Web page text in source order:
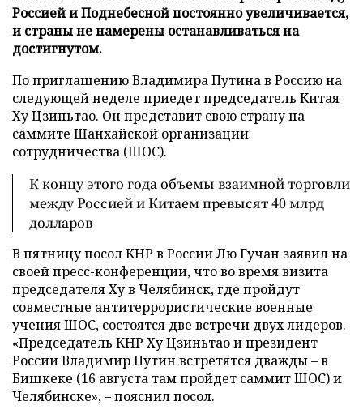
Россией и Поднебесной постоянно увеличивается,
и страны не намерены останавливаться на
достигнутом.
По приглашению Владимира Путина в Россию на
следующей неделе приедет председатель Китая
Ху Цзиньтао. Он представит свою страну на
саммите Шанхайской организации
сотрудничества (ШОС).
К концу этого года объемы взаимной торговли
между Россией и Китаем превысят 40 млрд
долларов
В пятницу посол КНР в России Лю Гучан заявил на
своей пресс-конференции, что во время визита
председателя Ху в Челябинск, где пройдут
совместные антитеррористические военные
учения ШОС, состоятся две встречи двух лидеров.
«Председатель КНР Ху Цзиньтао и президент
России Владимир Путин встретятся дважды – в
Бишкеке (16 августа там пройдет саммит ШОС) и
Челябинске», – пояснил посол.